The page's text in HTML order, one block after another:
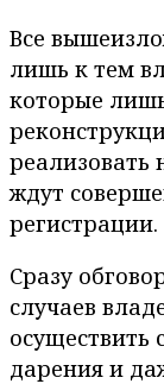
Все
лишь к тем
которые
реализовать
ждут
регистрации.
Сразу
случаев
осуществить
дарения и